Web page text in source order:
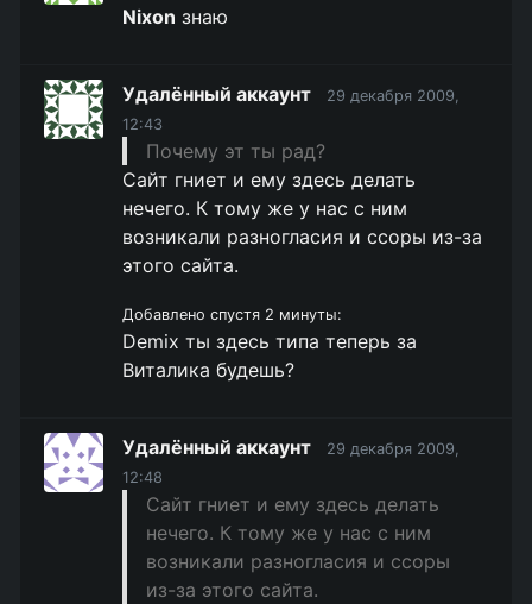
Nixon знаю
Удалённый аккаунт
29 декабря 2009,
12:43
Почему эт ты рад?
Сайт гниет и ему здесь делать
нечего. К тому же у нас с ним
возникали разногласия и ссоры из-за
этого сайта.
Добавлено спустя 2 минуты:
Demix ты здесь типа теперь за
Виталика будешь?
Удалённый аккаунт
29 декабря 2009,
12:48
Сайт гниет и ему здесь делать
нечего. К тому же у нас с ним
возникали разногласия и ссоры
из-за этого сайта.